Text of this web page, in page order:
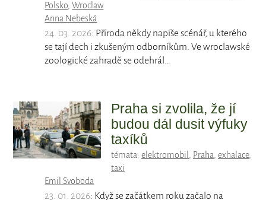
Polsko,Wroclaw
Anna Nebeská
24. 03. 2026: Příroda někdy napíše scénář, u kterého
se tají dech i zkušeným odborníkům. Ve wroclawské
zoologické zahradě se odehrál…
Praha si zvolila, že jí
budou dál dusit výfuky
taxíků
témata: elektromobil , Praha, exhalace,
taxi
Emil Svoboda
23. 01. 2026: Když se začátkem roku začalo na